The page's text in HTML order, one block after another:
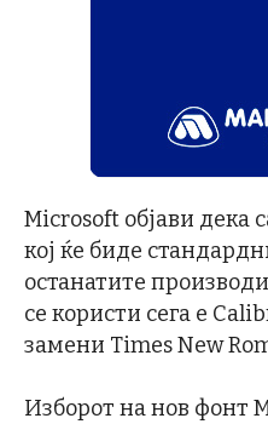
Microsoft објави дека
кој ќе биде
останатите
се користи сега е
замени Times New
Изборот на нов фонт